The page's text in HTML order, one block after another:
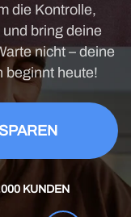
die Kontrolle,
bring deine
nicht – deine
beginnt heute!
KUNDEN